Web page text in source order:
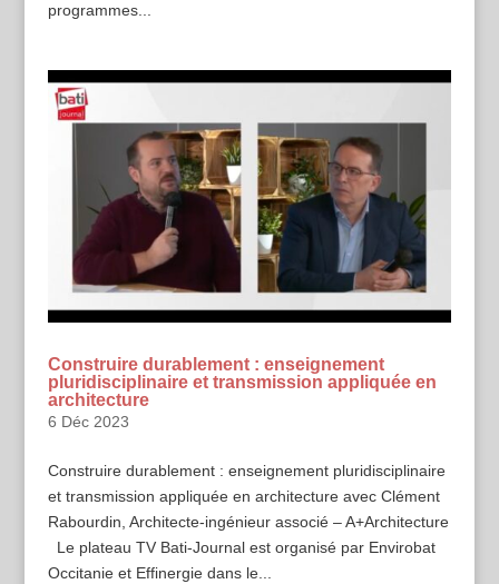
programmes...
Construire durablement : enseignement
pluridisciplinaire et transmission appliquée en
architecture
6 Déc 2023
Construire durablement : enseignement pluridisciplinaire
et transmission appliquée en architecture avec Clément
Rabourdin, Architecte-ingénieur associé – A+Architecture
Le plateau TV Bati-Journal est organisé par Envirobat
Occitanie et Effinergie dans le...